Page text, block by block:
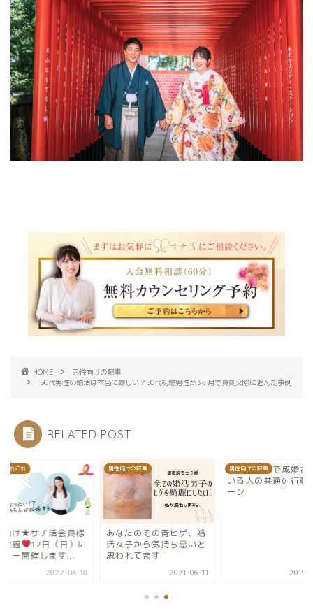
HOME
男性向けの記事
50代男性の婚活は本当に厳しい？50代初婚男性が3ヶ月で真剣交際に進んだ事例
RELATED POST
あれこれ
向け★サチ活会員様
放題
12日（日）に
ナー開催します...
2022-06-10
男性向けの記事
あなたのその青ヒゲ、婚
活女子から気持ち悪いと
思われてます
2021-06-11
男性向けの記事
結婚相談所で成婚さ
いる人の共通の行動
ーン
2019-